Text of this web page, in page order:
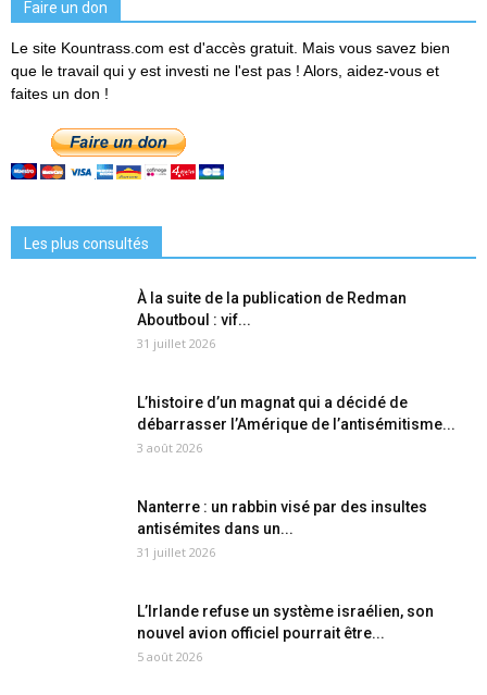
Faire un don
Le site Kountrass.com est d'accès gratuit. Mais vous savez bien
que le travail qui y est investi ne l'est pas ! Alors, aidez-vous et
faites un don !
Les plus consultés
À la suite de la publication de Redman
Aboutboul : vif...
31 juillet 2026
L’histoire d’un magnat qui a décidé de
débarrasser l’Amérique de l’antisémitisme...
3 août 2026
Nanterre : un rabbin visé par des insultes
antisémites dans un...
31 juillet 2026
L’Irlande refuse un système israélien, son
nouvel avion officiel pourrait être...
5 août 2026